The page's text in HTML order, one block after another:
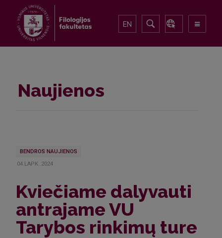
EN
Naujienos
BENDROS NAUJIENOS
04.LAPK..2024
Kviečiame dalyvauti
antrajame VU
Tarybos rinkimų ture